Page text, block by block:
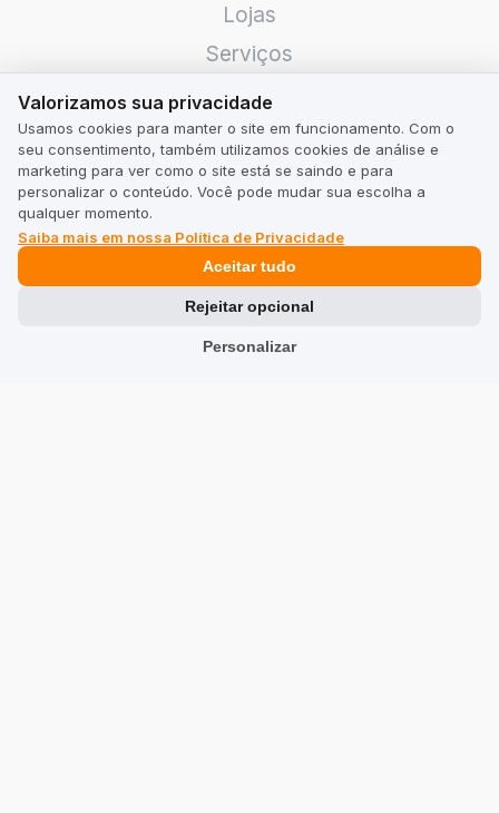
Lojas
Serviços
Hotéis
Restaurantes
Procure uma Empresa
TrustMate
Contato
Avaliações sobre Nós
Parceiros
Valorizamos sua privacidade
Usamos cookies para manter o site em funcionamento. Com o
seu consentimento, também utilizamos cookies de análise e
marketing para ver como o site está se saindo e para
personalizar o conteúdo. Você pode mudar sua escolha a
qualquer momento.
Saiba mais em nossa Política de Privacidade
Personalizar
Rejeitar opcional
Aceitar tudo